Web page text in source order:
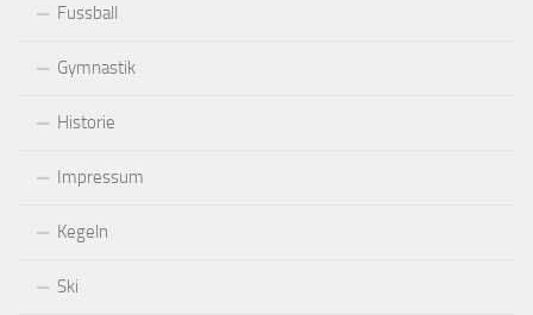
Fussball
Gymnastik
Historie
Impressum
Kegeln
Ski